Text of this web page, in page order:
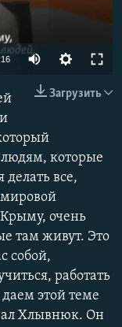
240p
480p
720p
1080p
Загрузить
людям, которые
делать все,
очень
там живут. Это
собой,
работать
этой теме
Хлывнюк. Он